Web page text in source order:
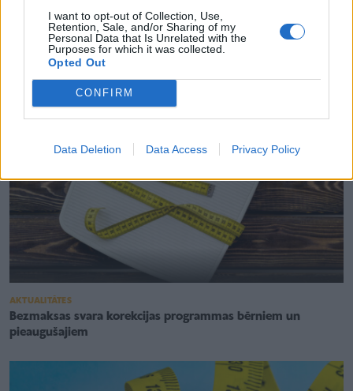
I want to opt-out of Collection, Use,
Retention, Sale, and/or Sharing of my
Personal Data that Is Unrelated with the
Purposes for which it was collected.
Opted Out
CONFIRM
Data Deletion Data Access Privacy Policy
Jaunā dzīvesstila tendence - fastings jeb pārtrauktā
gavēšana. Ko tas nozīmē?
AKTUALITĀTES
Bezmaksas svara korekcijas programmas bērniem un
pieaugušajiem